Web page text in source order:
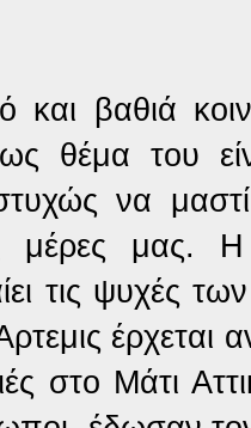
και βαθιά
θέμα του
να
μέρες μας.
τις ψυχές
έρχεται
στο Μάτι